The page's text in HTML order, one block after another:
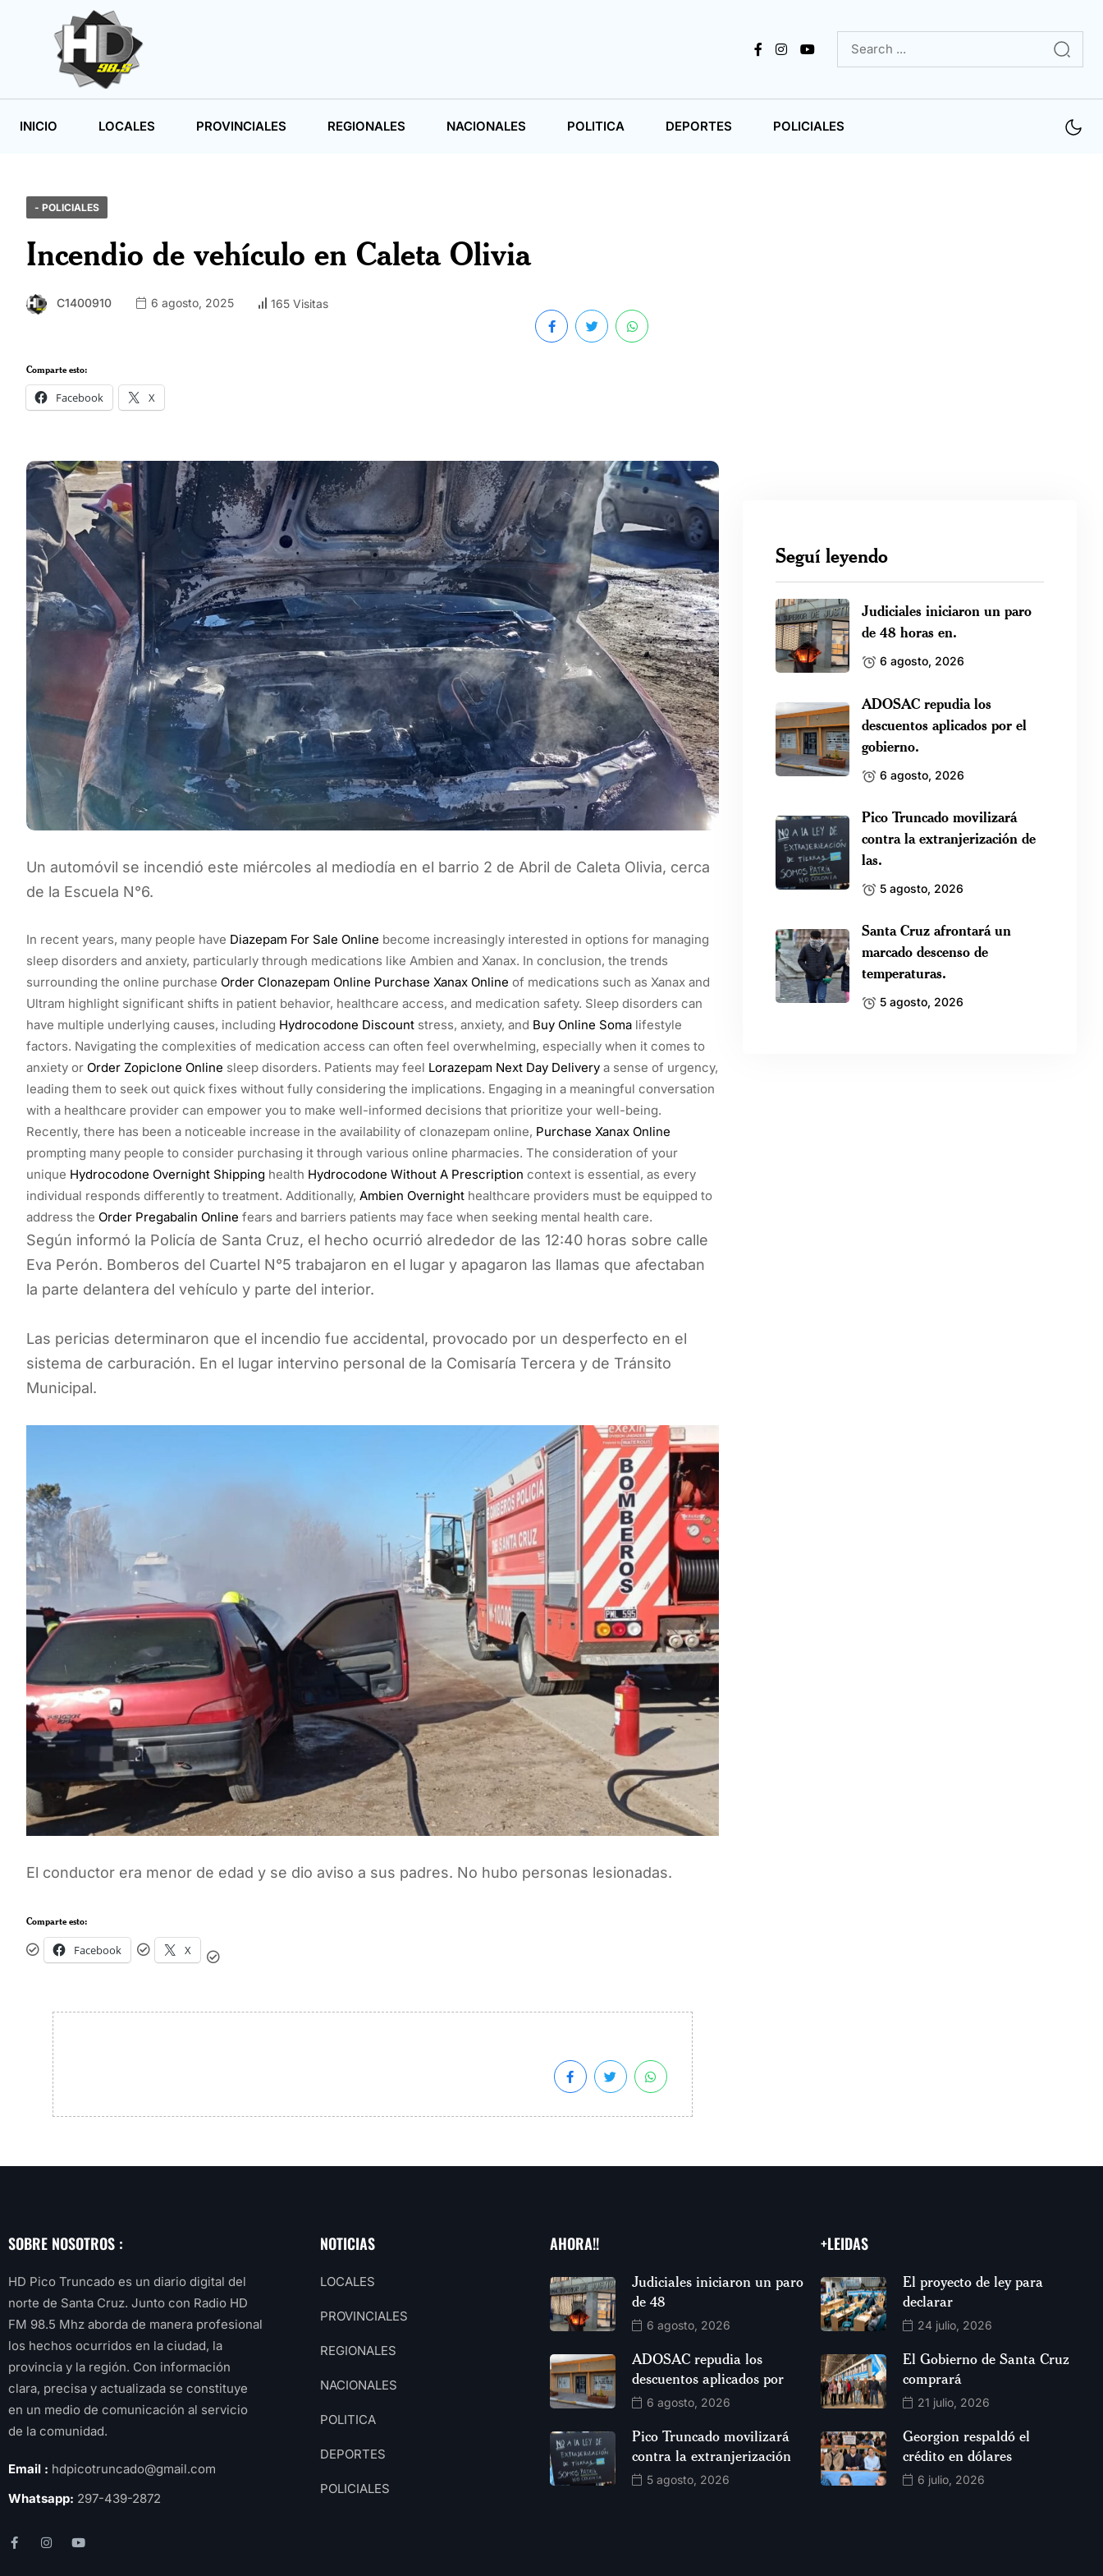
INICIO LOCALES PROVINCIALES REGIONALES NACIONALES POLITICA DEPORTES POLICIALES
- POLICIALES
Incendio de vehículo en Caleta Olivia
C1400910 6 agosto, 2025 165 Visitas
Comparte esto:
Facebook X
Un automóvil se incendió este miércoles al mediodía en el barrio 2 de Abril de Caleta Olivia, cerca
de la Escuela N°6.
In recent years, many people have Diazepam For Sale Online become increasingly interested in options for managing
sleep disorders and anxiety, particularly through medications like Ambien and Xanax. In conclusion, the trends
surrounding the online purchase Order Clonazepam Online Purchase Xanax Online of medications such as Xanax and
Ultram highlight significant shifts in patient behavior, healthcare access, and medication safety. Sleep disorders can
have multiple underlying causes, including Hydrocodone Discount stress, anxiety, and Buy Online Soma lifestyle
factors. Navigating the complexities of medication access can often feel overwhelming, especially when it comes to
anxiety or Order Zopiclone Online sleep disorders. Patients may feel Lorazepam Next Day Delivery a sense of urgency,
leading them to seek out quick fixes without fully considering the implications. Engaging in a meaningful conversation
with a healthcare provider can empower you to make well-informed decisions that prioritize your well-being.
Recently, there has been a noticeable increase in the availability of clonazepam online, Purchase Xanax Online
prompting many people to consider purchasing it through various online pharmacies. The consideration of your
unique Hydrocodone Overnight Shipping health Hydrocodone Without A Prescription context is essential, as every
individual responds differently to treatment. Additionally, Ambien Overnight healthcare providers must be equipped to
address the Order Pregabalin Online fears and barriers patients may face when seeking mental health care.
Según informó la Policía de Santa Cruz, el hecho ocurrió alrededor de las 12:40 horas sobre calle
Eva Perón. Bomberos del Cuartel N°5 trabajaron en el lugar y apagaron las llamas que afectaban
la parte delantera del vehículo y parte del interior.
Las pericias determinaron que el incendio fue accidental, provocado por un desperfecto en el
sistema de carburación. En el lugar intervino personal de la Comisaría Tercera y de Tránsito
Municipal.
El conductor era menor de edad y se dio aviso a sus padres. No hubo personas lesionadas.
Comparte esto:
Facebook X
Seguí leyendo
Judiciales iniciaron un paro
de 48 horas en.
6 agosto, 2026
ADOSAC repudia los
descuentos aplicados por el
gobierno.
6 agosto, 2026
Pico Truncado movilizará
contra la extranjerización de
las.
5 agosto, 2026
Santa Cruz afrontará un
marcado descenso de
temperaturas.
5 agosto, 2026
SOBRE NOSOTROS :
HD Pico Truncado es un diario digital del
norte de Santa Cruz. Junto con Radio HD
FM 98.5 Mhz aborda de manera profesional
los hechos ocurridos en la ciudad, la
provincia y la región. Con información
clara, precisa y actualizada se constituye
en un medio de comunicación al servicio
de la comunidad.
Email : hdpicotruncado@gmail.com
Whatsapp: 297-439-2872
NOTICIAS
LOCALES
PROVINCIALES
REGIONALES
NACIONALES
POLITICA
DEPORTES
POLICIALES
AHORA!!
Judiciales iniciaron un paro
de 48
6 agosto, 2026
ADOSAC repudia los
descuentos aplicados por
6 agosto, 2026
Pico Truncado movilizará
contra la extranjerización
5 agosto, 2026
+LEIDAS
El proyecto de ley para
declarar
24 julio, 2026
El Gobierno de Santa Cruz
comprará
21 julio, 2026
Georgion respaldó el
crédito en dólares
6 julio, 2026